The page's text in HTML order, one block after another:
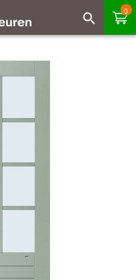
0